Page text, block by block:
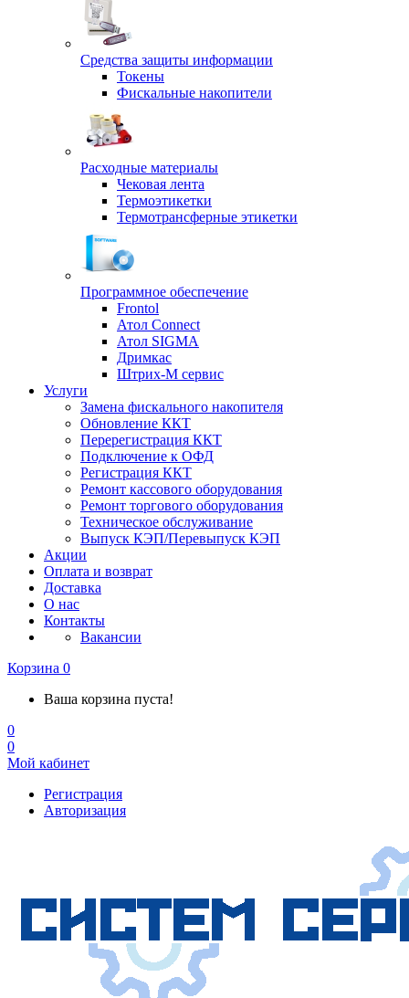
Средства защиты информации
Токены
Фискальные накопители
Расходные материалы
Чековая лента
Термоэтикетки
Термотрансферные этикетки
Программное обеспечение
Frontol
Атол Connect
Атол SIGMA
Дримкас
Штрих-М сервис
Услуги
Замена фискального накопителя
Обновление ККТ
Перерегистрация ККТ
Подключение к ОФД
Регистрация ККТ
Ремонт кассового оборудования
Ремонт торгового оборудования
Техническое обслуживание
Выпуск КЭП/Перевыпуск КЭП
Акции
Оплата и возврат
Доставка
О нас
Контакты
Вакансии
Корзина 0
Ваша корзина пуста!
0
0
Мой кабинет
Регистрация
Авторизация